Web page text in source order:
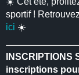
sportif !
ici ☀️
INSCRIPTIONS
inscriptions